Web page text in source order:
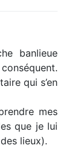
banlieue
qui s’en
mes
que je lui
lieux).